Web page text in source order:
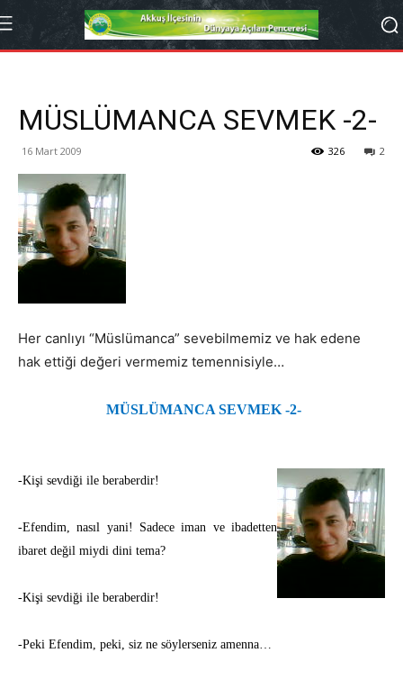
MÜSLÜMANCA SEVMEK -2-
16 Mart 2009 2
326
Her canlıyı “Müslümanca” sevebilmemiz ve hak edene
hak ettiği değeri vermemiz temennisiyle…
MÜSLÜMANCA SEVMEK -2-
-Kişi sevdiği ile beraberdir!
-Efendim, nasıl yani! Sadece iman ve ibadetten
ibaret değil miydi dini tema?
-Kişi sevdiği ile beraberdir!
-Peki Efendim, peki, siz ne söylerseniz amenna…